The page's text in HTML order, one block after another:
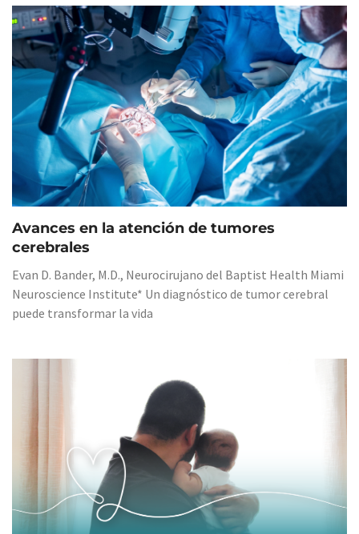
Avances en la atención de tumores
cerebrales
Evan D. Bander, M.D., Neurocirujano del Baptist Health Miami
Neuroscience Institute* Un diagnóstico de tumor cerebral
puede transformar la vida